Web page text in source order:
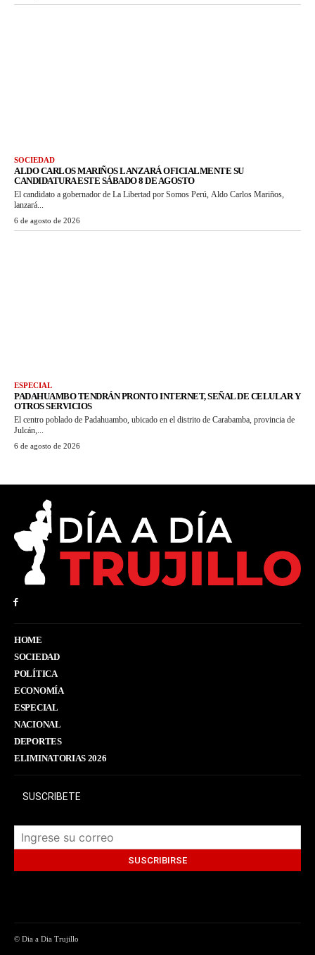
SOCIEDAD
ALDO CARLOS MARIÑOS LANZARÁ OFICIALMENTE SU
CANDIDATURA ESTE SÁBADO 8 DE AGOSTO
El candidato a gobernador de La Libertad por Somos Perú, Aldo Carlos Mariños,
lanzará...
6 de agosto de 2026
ESPECIAL
PADAHUAMBO TENDRÁN PRONTO INTERNET, SEÑAL DE CELULAR Y
OTROS SERVICIOS
El centro poblado de Padahuambo, ubicado en el distrito de Carabamba, provincia de
Julcán,...
6 de agosto de 2026
HOME
SOCIEDAD
POLÍTICA
ECONOMÍA
ESPECIAL
NACIONAL
DEPORTES
ELIMINATORIAS 2026
SUSCRIBETE
© Dia a Dia Trujillo